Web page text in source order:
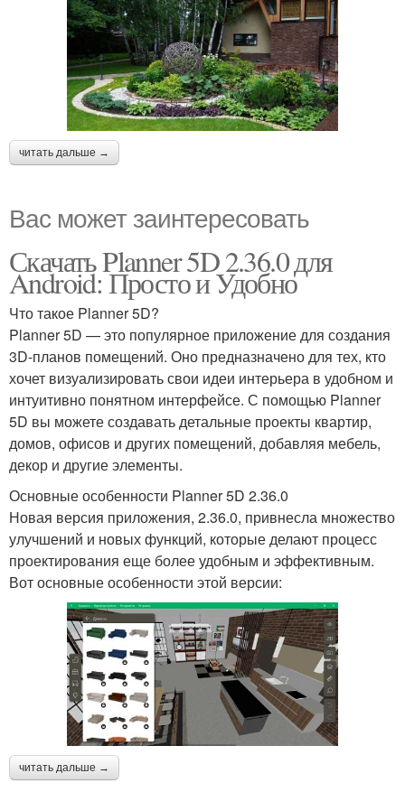
читать дальше →
Вас может заинтересовать
Скачать Planner 5D 2.36.0 для
Android: Просто и Удобно
Что такое Planner 5D?
Planner 5D — это популярное приложение для создания
3D-планов помещений. Оно предназначено для тех, кто
хочет визуализировать свои идеи интерьера в удобном и
интуитивно понятном интерфейсе. С помощью Planner
5D вы можете создавать детальные проекты квартир,
домов, офисов и других помещений, добавляя мебель,
декор и другие элементы.
Основные особенности Planner 5D 2.36.0
Новая версия приложения, 2.36.0, привнесла множество
улучшений и новых функций, которые делают процесс
проектирования еще более удобным и эффективным.
Вот основные особенности этой версии:
читать дальше →